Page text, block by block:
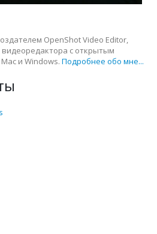
OpenShot Video Editor,
видеоредактора с открытым
и Windows. Подробнее обо мне...